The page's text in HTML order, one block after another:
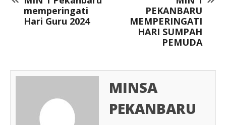
memperingati
Hari Guru 2024
PEKANBARU
MEMPERINGATI
HARI SUMPAH
PEMUDA
MINSA
PEKANBARU